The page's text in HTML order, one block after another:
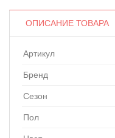
ОПИСАНИЕ ТОВАРА
Артикул
Бренд
Сезон
Пол